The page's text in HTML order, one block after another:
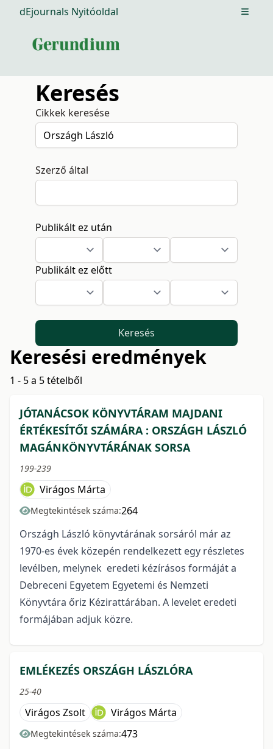
dEjournals Nyitóoldal Open
Keresés
Cikkek keresése
Szerző által
Publikált ez után
Publikált ez előtt
Keresés
Keresési eredmények
1 - 5 a 5 tételből
JÓTANÁCSOK KÖNYVTÁRAM MAJDANI
ÉRTÉKESÍTŐI SZÁMÁRA : ORSZÁGH LÁSZLÓ
MAGÁNKÖNYVTÁRÁNAK SORSA
199-239
Virágos Márta
Megtekintések száma:264
Országh László könyvtárának sorsáról már az
1970-es évek közepén rendelkezett egy részletes
levélben, melynek eredeti kézírásos formáját a
Debreceni Egyetem Egyetemi és Nemzeti
Könyvtára őriz Kézirattárában. A levelet eredeti
formájában adjuk közre.
EMLÉKEZÉS ORSZÁGH LÁSZLÓRA
25-40
Virágos Zsolt Virágos Márta
Megtekintések száma:473